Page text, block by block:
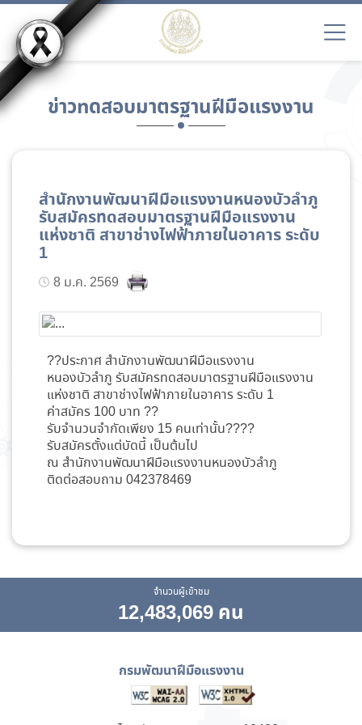
ข่าวทดสอบมาตรฐานฝีมือแรงงาน
สำนักงานพัฒนาฝีมือแรงงานหนองบัวลำภู
รับสมัครทดสอบมาตรฐานฝีมือแรงงาน
แห่งชาติ สาขาช่างไฟฟ้าภายในอาคาร ระดับ
1
8 ม.ค. 2569
??ประกาศ สำนักงานพัฒนาฝีมือแรงงาน
หนองบัวลำภู รับสมัครทดสอบมาตรฐานฝีมือแรงงาน
แห่งชาติ สาขาช่างไฟฟ้าภายในอาคาร ระดับ 1
ค่าสมัคร 100 บาท ??
รับจำนวนจำกัดเพียง 15 คนเท่านั้น????
รับสมัครตั้งแต่บัดนี้ เป็นต้นไป
ณ สำนักงานพัฒนาฝีมือแรงงานหนองบัวลำภู
ติดต่อสอบถาม 042378469
จำนวนผู้เข้าชม
12,483,069 คน
กรมพัฒนาฝีมือแรงงาน